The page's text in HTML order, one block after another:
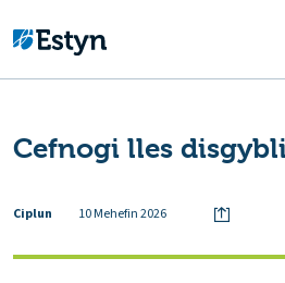
Cefnogi lles
Ciplun 10 Mehefin 2026